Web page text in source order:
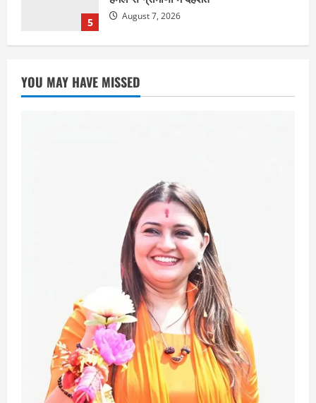
1 August 8, 2026
मैक में इंटीरियर डिजाइन विभाग ने मनाया
राष्ट्रीय हथकरघा दिवस
August 7, 2026
अपराध छत्तीसगढ़
बहन ने कारोबारी भाई पर लगाया करोड़ों रुपये
की धोखाधड़ी का आरोप
August 7, 2026
YOU MAY HAVE MISSED